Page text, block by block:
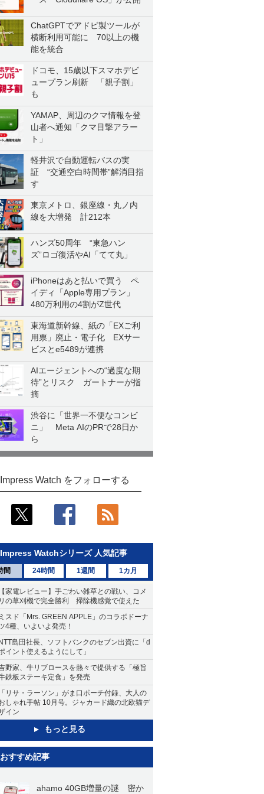
ChatGPTでアドビ製ツールが
横断利用可能に 70以上の機
能を統合
ドコモ、15歳以下スマホデビ
ュープラン刷新 「親子割」
も
YAMAP、周辺のクマ情報を登
山者へ通知「クマ目撃アラー
ト」
軽井沢で自動運転バスの実
証 “交通空白時間帯”解消目指
す
東京メトロ、銀座線・丸ノ内
線を大増発 計212本
ハンズ50周年 “東急ハン
ズ”ロゴ復活やAI「てて丸」
iPhoneはあと払いで買う ペ
イディ「Apple専用プラン」
480万利用の4割がZ世代
東海道新幹線、紙の「EXご利
用票」廃止・電子化 EXサー
ビスとe5489が連携
AIエージェントへの“過度な期
待”とリスク ガートナーが指
摘
渋谷に「世界一不便なコンビ
ニ」 Meta AIのPRで28日か
ら
Impress Watch をフォローする
Impress Watchシリーズ 人気記事
間 24時間 1週間 1カ月
家電レビュー】手ごわい雑草との戦い、コメ
の草刈機で完全勝利 掃除機感覚で使えた
スド「Mrs. GREEN APPLE」のコラボドーナ
4種、いよいよ発売！
島田社長、ソフトバンクのセブン出資に「d
イント使えるようにして」
野家、牛リブロースを熱々で提供する「極旨
鉄板ステーキ定食」を発売
リサ・ラーソン」がま口ポーチ付録、大人の
しゃれ手帖 10月号。ジャカード織の北欧猫デ
イン
もっと見る
おすすめ記事
ahamo 40GB増量の謎 密か